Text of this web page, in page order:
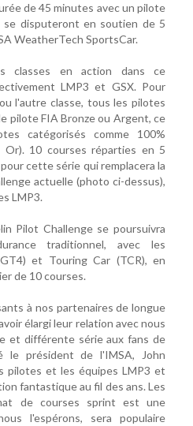
de 45 minutes avec un pilote
se disputeront en soutien de 5
WeatherTech SportsCar.
classes en action dans ce
LMP3 et GSX. Pour
l'autre classe, tous les pilotes
pilote FIA ​​Bronze ou Argent, ce
catégorisés comme 100%
Or). 10 courses réparties en 5
cette série qui remplacera la
actuelle (photo ci-dessus),
LMP3.
Pilot Challenge se poursuivra
traditionnel, avec les
et Touring Car (TCR), en
de 10 courses.
à nos partenaires de longue
élargi leur relation avec nous
et différente série aux fans de
le président de l'IMSA, John
pilotes et les équipes LMP3 et
fantastique au fil des ans. Les
de courses sprint est une
l'espérons, sera populaire